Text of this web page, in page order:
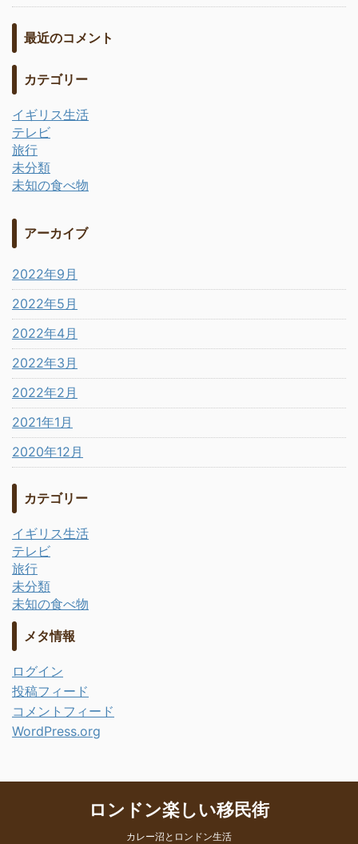
最近のコメント
カテゴリー
イギリス生活
テレビ
旅行
未分類
未知の食べ物
アーカイブ
2022年9月
2022年5月
2022年4月
2022年3月
2022年2月
2021年1月
2020年12月
カテゴリー
イギリス生活
テレビ
旅行
未分類
未知の食べ物
メタ情報
ログイン
投稿フィード
コメントフィード
WordPress.org
ロンドン楽しい移民街
カレー沼とロンドン生活